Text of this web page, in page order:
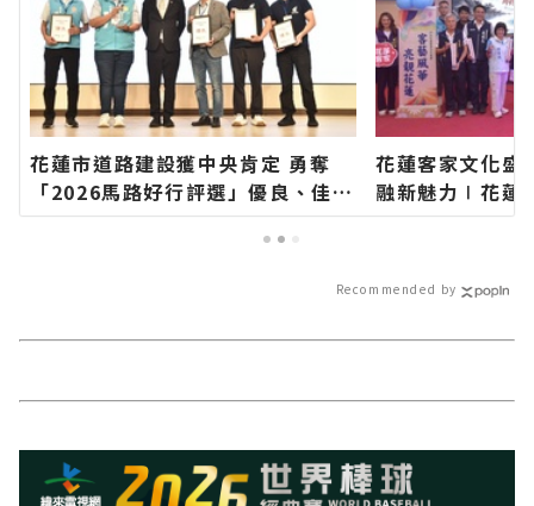
花蓮市道路建設獲中央肯定 勇奪
「2026馬路好行評選」優良、佳作
雙獎∣花蓮新聞網官方網站各類新
聞－最快速的今日新聞報導 最新的
花蓮客家文化盛
融新魅力∣花蓮
類新聞－最快速
Recommended by